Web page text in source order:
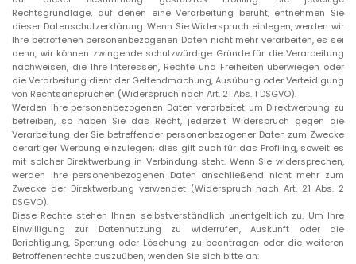
Rechtsgrundlage, auf denen eine Verarbeitung beruht, entnehmen Sie
dieser Datenschutzerklärung. Wenn Sie Widerspruch einlegen, werden wir
Ihre betroffenen personenbezogenen Daten nicht mehr verarbeiten, es sei
denn, wir können zwingende schutzwürdige Gründe für die Verarbeitung
nachweisen, die Ihre Interessen, Rechte und Freiheiten überwiegen oder
die Verarbeitung dient der Geltendmachung, Ausübung oder Verteidigung
von Rechtsansprüchen (Widerspruch nach Art. 21 Abs. 1 DSGVO).
Werden Ihre personenbezogenen Daten verarbeitet um Direktwerbung zu
betreiben, so haben Sie das Recht, jederzeit Widerspruch gegen die
Verarbeitung der Sie betreffender personenbezogener Daten zum Zwecke
derartiger Werbung einzulegen; dies gilt auch für das Profiling, soweit es
mit solcher Direktwerbung in Verbindung steht. Wenn Sie widersprechen,
werden Ihre personenbezogenen Daten anschließend nicht mehr zum
Zwecke der Direktwerbung verwendet (Widerspruch nach Art. 21 Abs. 2
DSGVO).
Diese Rechte stehen Ihnen selbstverständlich unentgeltlich zu. Um Ihre
Einwilligung zur Datennutzung zu widerrufen, Auskunft oder die
Berichtigung, Sperrung oder Löschung zu beantragen oder die weiteren
Betroffenenrechte auszuüben, wenden Sie sich bitte an: